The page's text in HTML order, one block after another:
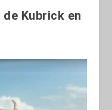
Kubrick en